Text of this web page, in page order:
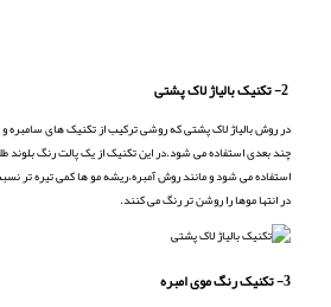
در روش بالیاژ لاک پشتی که روشی ترکیب از تکنیک های سامبره
چند بعدی استفاده می شود.در این تکنیک از یک پالت رنگ بلوند
استفاده می شود و مانند روش آمبره،ریشه مو ها کمی تیره تر
در انتها موها را روشن تر رنگ می کنند.
3- تکنیک رنگ موی امبره